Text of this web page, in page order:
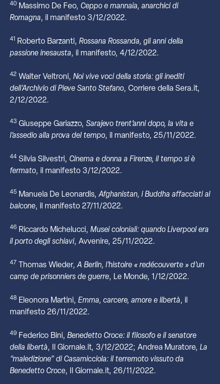
40 Massimo De Feo, Ceppo e mannaia, anarchici di
Romagna, il manifesto 3/12/2022.
41 Roberto Barzanti, Rossana Rossanda, gli anni della
passione inesausta, il manifesto, 4/12/2022.
42 Walter Veltroni, Noi vive voci della storia: gli inediti
dell’Archivio di Pieve Santo Stefano, Corriere della Sera.it,
2/12/2022.
43 Giuseppe Gariazzo, Sarajevo trent’anni dopo, la vita e
l’assedio alla prova del tempo, il manifesto, 25/11/2022.
44 Silvia Silvestri, Cinema e donna a Firenze, il tempo si è
fermato, il manifesto 3/12/2022.
45 Manuela De Leonardis,Afghanistan, i Buddha affacciati al
balcone, il manifesto 27/11/2022.
46 Riccardo Michelucci, Musei coloniali: quando Liverpool era
il porto degli schiavi, Avvenire, 25/11/2022.
47 Thomas Wieder, A Berlin, l’histoire « redécouverte » d’un
camp de prisonniers de guerre, Le Monde, 1/12/2022.
48 Eleonora Martini, Emma, carcere, amore e libertà, il
manifesto 26/11/2022.
49 Federico Bini, Benedetto Croce: il filosofo e il senatore
della libertà, Il Giornale.it, 3/12/2022; Andrea Muratore, La
“maledizione” di Casamicciola: il terremoto vissuto da
Benedetto Croce, Il Giornale.it, 26/11/2022.